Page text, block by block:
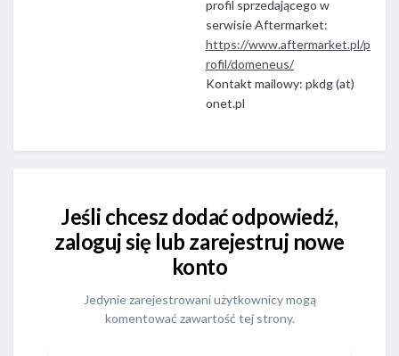
profil sprzedającego w
serwisie Aftermarket:
https://www.aftermarket.pl/p
rofil/domeneus/
Kontakt mailowy: pkdg (at)
onet.pl
Jeśli chcesz dodać odpowiedź,
zaloguj się lub zarejestruj nowe
konto
Jedynie zarejestrowani użytkownicy mogą
komentować zawartość tej strony.